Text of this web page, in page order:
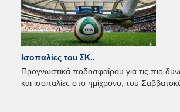
Ισοπαλίες του ΣK..
Προγνωστικά ποδοσφαίρου για τις πιο
και ισοπαλίες στο ημίχρονο, του